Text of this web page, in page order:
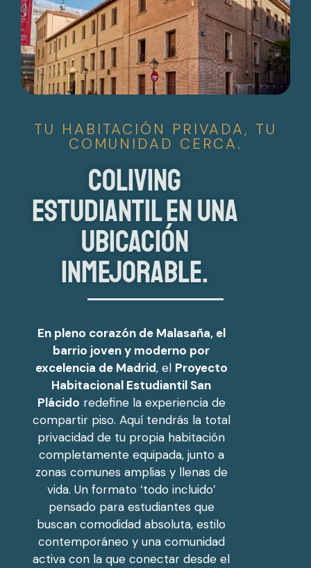
TU HABITACIÓN PRIVADA, TU
COMUNIDAD CERCA.
Coliving
estudiantil en una
ubicación
inmejorable.
En pleno corazón de Malasaña, el
barrio joven y moderno por
excelencia de Madrid, el Proyecto
Habitacional Estudiantil San
Plácido redefine la experiencia de
compartir piso. Aquí tendrás la total
privacidad de tu propia habitación
completamente equipada, junto a
zonas comunes amplias y llenas de
vida. Un formato ‘todo incluido’
pensado para estudiantes que
buscan comodidad absoluta, estilo
contemporáneo y una comunidad
activa con la que conectar desde el